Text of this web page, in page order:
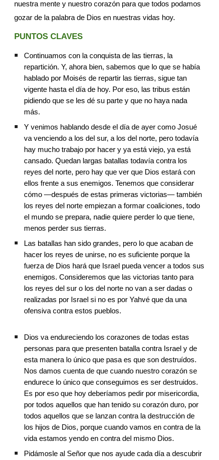
nuestra mente y nuestro corazón para que todos podamos
gozar de la palabra de Dios en nuestras vidas hoy.
PUNTOS CLAVES
Continuamos con la conquista de las tierras, la
repartición. Y, ahora bien, sabemos que lo que se había
hablado por Moisés de repartir las tierras, sigue tan
vigente hasta el día de hoy. Por eso, las tribus están
pidiendo que se les dé su parte y que no haya nada
más.
Y venimos hablando desde el día de ayer como Josué
va venciendo a los del sur, a los del norte, pero todavía
hay mucho trabajo por hacer y ya está viejo, ya está
cansado. Quedan largas batallas todavía contra los
reyes del norte, pero hay que ver que Dios estará con
ellos frente a sus enemigos. Tenemos que considerar
cómo —después de estas primeras victorias— también
los reyes del norte empiezan a formar coaliciones, todo
el mundo se prepara, nadie quiere perder lo que tiene,
menos perder sus tierras.
Las batallas han sido grandes, pero lo que acaban de
hacer los reyes de unirse, no es suficiente porque la
fuerza de Dios hará que Israel pueda vencer a todos sus
enemigos. Consideremos que las victorias tanto para
los reyes del sur o los del norte no van a ser dadas o
realizadas por Israel si no es por Yahvé que da una
ofensiva contra estos pueblos.
Dios va endureciendo los corazones de todas estas
personas para que presenten batalla contra Israel y de
esta manera lo único que pasa es que son destruídos.
Nos damos cuenta de que cuando nuestro corazón se
endurece lo único que conseguimos es ser destruidos.
Es por eso que hoy deberíamos pedir por misericordia,
por todos aquellos que han tenido su corazón duro, por
todos aquellos que se lanzan contra la destrucción de
los hijos de Dios, porque cuando vamos en contra de la
vida estamos yendo en contra del mismo Dios.
Pidámosle al Señor que nos ayude cada día a descubrir